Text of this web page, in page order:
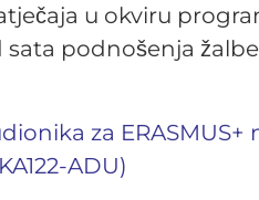
u okviru
podnošenja
za
ADU)